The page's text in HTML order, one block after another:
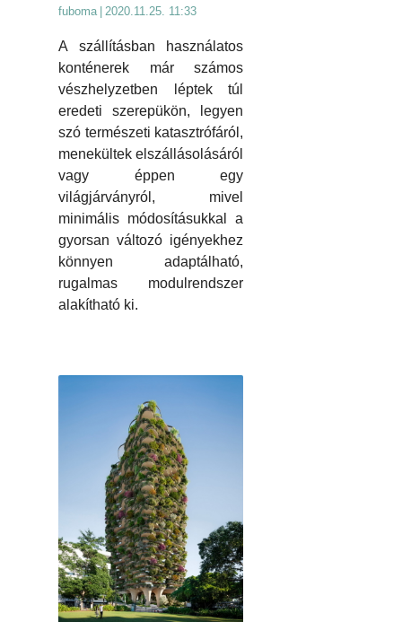
fuboma 2020.11.25. 11:33
A szállításban használatos
konténerek már számos
vészhelyzetben léptek túl
eredeti szerepükön, legyen
szó természeti katasztrófáról,
menekültek elszállásolásáról
vagy éppen egy
világjárványról, mivel
minimális módosításukkal a
gyorsan változó igényekhez
könnyen adaptálható,
rugalmas modulrendszer
alakítható ki.